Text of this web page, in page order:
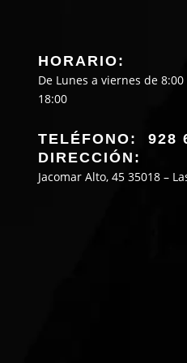
HORARIO:
De Lunes a viernes de
18:00
TELÉFONO: 928
DIRECCIÓN:
Jacomar Alto, 45 35018 –